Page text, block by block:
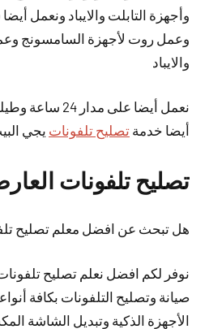
وأجهزة التابلت والايباد ونعمل
وعمل روت لأجهزة السامسونج
والايباد
نعمل أيضا
على مدار 24
أيضا خدمة تصليح تلفونات يجي
تصليح تلفونات
هل تبحث عن افضل معلم تصليح
نوفر لكم افضل نعلم تصليح
صيانة وتصليح التلفونات بكافة
الأجهزة الذكية وتبديل الشاشة